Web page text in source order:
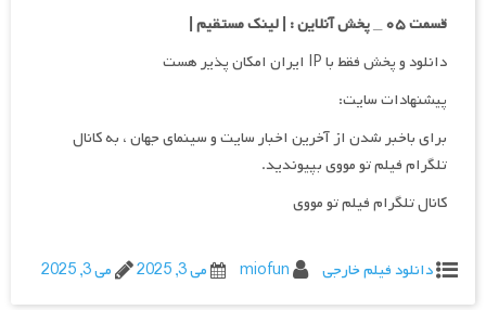
قسمت ۰۵ _ پخش آنلاین : | لینک مستقیم |
دانلود و پخش فقط با IP ایران امکان پذیر هست
پیشنهادات سایت:
برای باخبر شدن از آخرین اخبار سایت و سینمای جهان ، به کانال
تلگرام فیلم تو مووی بپیوندید.
کانال تلگرام فیلم تو مووی
دانلود فیلم خارجی miofun می 3, 2025 می 3, 2025